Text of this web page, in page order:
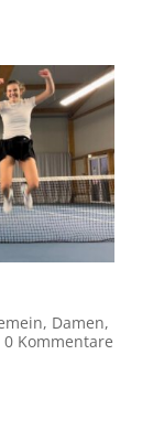
, Damen,
0 Kommentare